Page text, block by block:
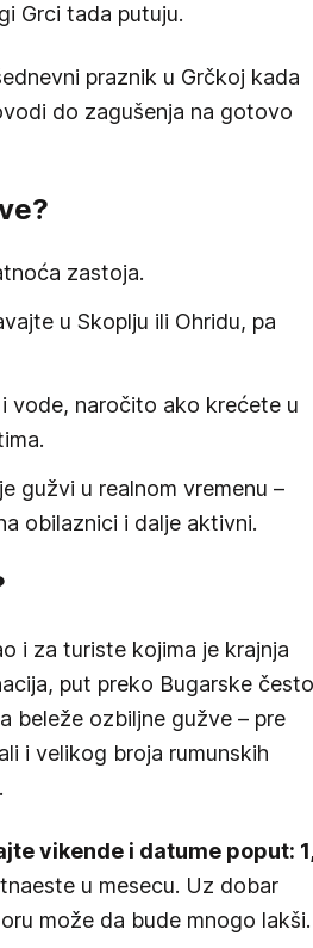
Grci tada putuju.
praznik u Grčkoj kada
do zagušenja na gotovo
zastoja.
u Skoplju ili Ohridu, pa
vode, naročito ako krećete u
gužvi u realnom vremenu –
obilaznici i dalje aktivni.
i za turiste kojima je krajnja
put preko Bugarske često
beleže ozbiljne gužve – pre
i velikog broja rumunskih
vikende i datume poput: 1,
u mesecu. Uz dobar
može da bude mnogo lakši.